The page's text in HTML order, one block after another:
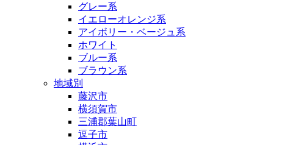
グレー系
イエローオレンジ系
アイボリー・ベージュ系
ホワイト
ブルー系
ブラウン系
地域別
藤沢市
横須賀市
三浦郡葉山町
逗子市